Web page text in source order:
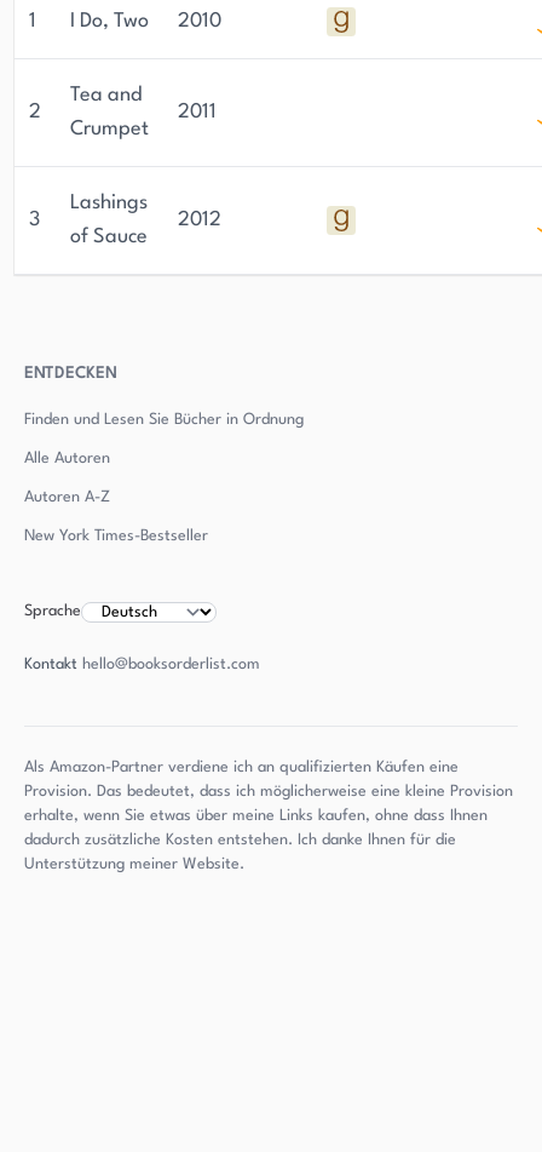
1 I Do, Two 2010
2
Tea and
Crumpet
2011
3
Lashings
of Sauce
2012
ENTDECKEN
Finden und Lesen Sie Bücher in Ordnung
Alle Autoren
Autoren A-Z
New York Times-Bestseller
Sprache
Kontakt hello@booksorderlist.com
Als Amazon-Partner verdiene ich an qualifizierten Käufen eine
Provision. Das bedeutet, dass ich möglicherweise eine kleine Provision
erhalte, wenn Sie etwas über meine Links kaufen, ohne dass Ihnen
dadurch zusätzliche Kosten entstehen. Ich danke Ihnen für die
Unterstützung meiner Website.